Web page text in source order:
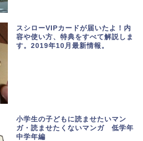
スシローVIPカードが届いたよ！内
容や使い方、特典をすべて解説しま
す。2019年10月最新情報。
小学生の子どもに読ませたいマン
ガ・読ませたくないマンガ 低学年
中学年編